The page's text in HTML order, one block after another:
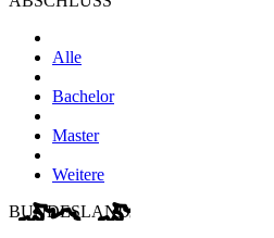
Alle
Bachelor
Master
Weitere
BUNDESLAND